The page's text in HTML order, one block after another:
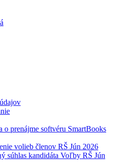
o prenájme softvéru SmartBooks
volieb členov RŠ Jún 2026
súhlas kandidáta Voľby RŠ Jún